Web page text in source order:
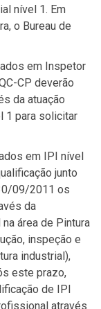
nível 1. Em
o Bureau de
em Inspetor
CP deverão
da atuação
1 para solicitar
em IPI nível
junto
09/2011 os
da
área de Pintura
inspeção e
industrial),
este prazo,
de IPI
através